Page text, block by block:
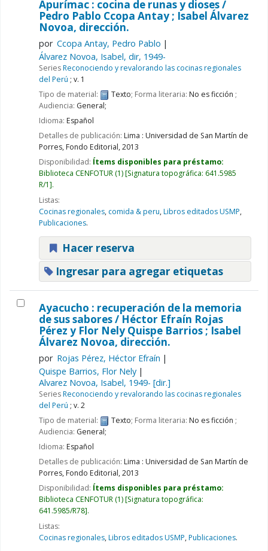
Apurímac : cocina de runas y dioses /
Pedro Pablo Ccopa Antay ; Isabel Álvarez
Novoa, dirección.
por Ccopa Antay, Pedro Pablo
Álvarez Novoa, Isabel, dir, 1949-
SeriesReconociendo y revalorando las cocinas regionales
del Perú ; v. 1
Tipo de material:
Texto; Forma literaria: No es ficción ;
Audiencia: General;
Idioma: Español
Detalles de publicación: Lima : Universidad de San Martín de
Porres, Fondo Editorial,2013
Disponibilidad: Ítems disponibles para préstamo:
Biblioteca CENFOTUR (1) Signatura topográfica: 641.5985
R/1 .
Listas:
Cocinas regionales, comida & peru,Libros editados USMP,
Publicaciones.
Hacer reserva
Ingresar para agregar etiquetas
Ayacucho : recuperación de la memoria
de sus sabores / Héctor Efraín Rojas
Pérez y Flor Nely Quispe Barrios ; Isabel
Álvarez Novoa, dirección.
por Rojas Pérez, Héctor Efraín
Quispe Barrios, Flor Nely
Alvarez Novoa, Isabel, 1949- [dir.]
SeriesReconociendo y revalorando las cocinas regionales
del Perú ; v. 2
Tipo de material:
Texto; Forma literaria: No es ficción ;
Audiencia: General;
Idioma: Español
Detalles de publicación: Lima : Universidad de San Martín de
Porres, Fondo Editorial,2013
Disponibilidad: Ítems disponibles para préstamo:
Biblioteca CENFOTUR (1) Signatura topográfica:
641.5985/R78 .
Listas:
Cocinas regionales,Libros editados USMP,Publicaciones.